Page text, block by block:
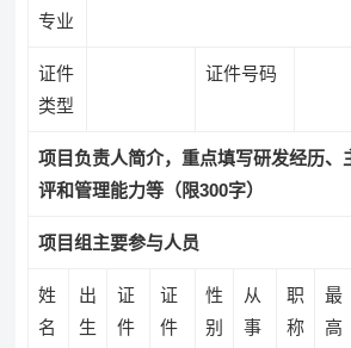
专业
证件
类型
证件号码
项目负责人简介，重点填写研发经历、
评和管理能力等（限300字）
项目组主要参与人员
姓
名
出
生
证
件
证
件
性
别
从
事
职
称
最
高